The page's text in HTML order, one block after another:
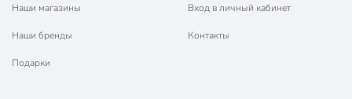
Наши магазины
Наши бренды
Подарки
Вход в личный кабинет
Контакты